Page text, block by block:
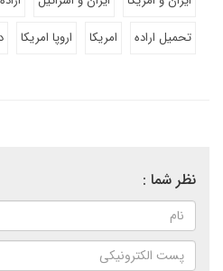
تحمیل اراده
امریکا اروپا امریکا
نظر شما :